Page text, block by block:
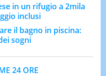
in un rifugio a 2mila
inclusi
il bagno in piscina:
sogni
24 ORE